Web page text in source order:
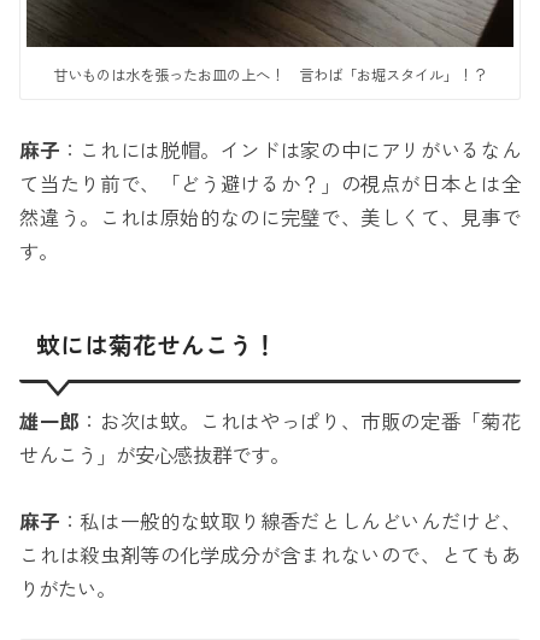
甘いものは水を張ったお皿の上へ！ 言わば「お堀スタイル」！？
麻子 ：これには脱帽。インドは家の中にアリがいるなん
て当たり前で、「どう避けるか？」の視点が日本とは全
然違う。これは原始的なのに完璧で、美しくて、見事で
す。
蚊には菊花せんこう！
雄一郎 ：お次は蚊。これはやっぱり、市販の定番「菊花
せんこう」が安心感抜群です。
麻子 ：私は一般的な蚊取り線香だとしんどいんだけど、
これは殺虫剤等の化学成分が含まれないので、とてもあ
りがたい。